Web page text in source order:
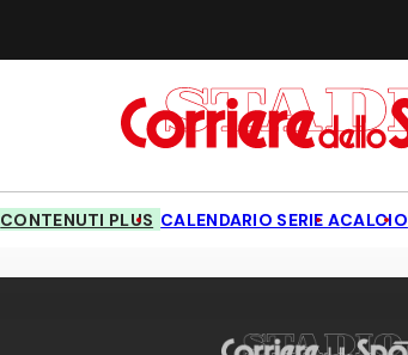
CONTENUTI PLUS CALENDARIO SERIE ACALCIO